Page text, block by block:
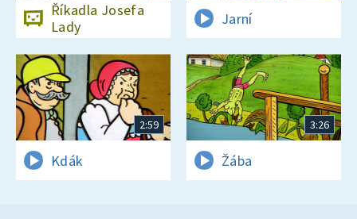
Říkadla Josefa
Lady
Jarní
2:59
Kdák
3:26
Žába